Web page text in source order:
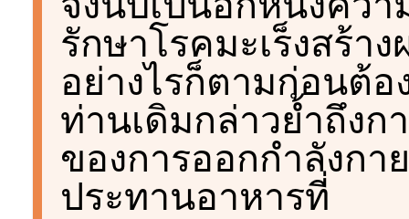
รักษาโรคมะเร็งสร้า
อย่างไรก็ตามก่อนต้อ
ท่านเดิมกล่าวย้ำถึงก
ของการออกกำลังกา
ประทานอาหารที่